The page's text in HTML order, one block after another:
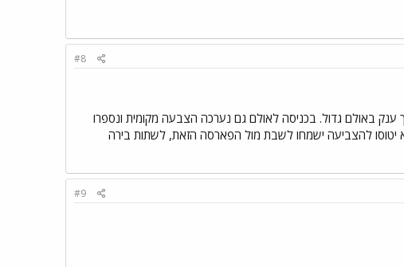
#8
ענק באולם גדול. בכניסה לאולם גם נערכה הצבעה מקומית ונספרו
יטוסו להצביעה ישמחו לשבת מול הפארסה הזאת, לשתות בירה
#9